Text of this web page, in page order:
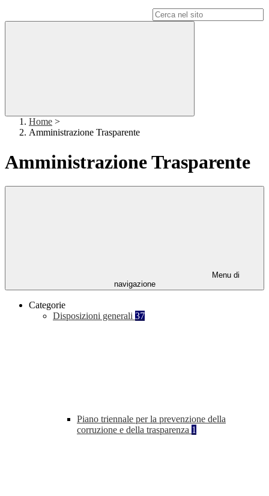
Home >
Amministrazione Trasparente
Amministrazione Trasparente
Menu di
navigazione
Categorie
Disposizioni generali 37
Piano triennale per la prevenzione della
corruzione e della trasparenza 1